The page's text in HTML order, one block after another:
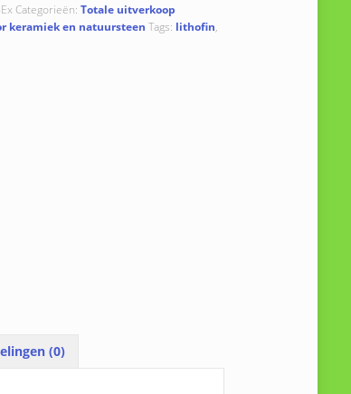
Categorieën: Totale uitverkoop
keramiek en natuursteen Tags: lithofin,
(0)